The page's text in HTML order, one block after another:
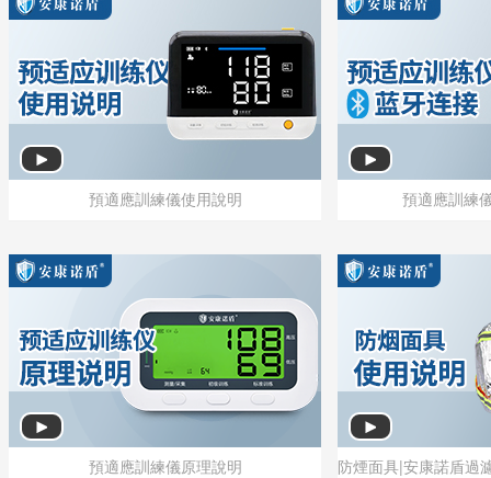
預適應訓練儀使用說明
預適應訓練
預適應訓練
預適應訓練儀原理說明